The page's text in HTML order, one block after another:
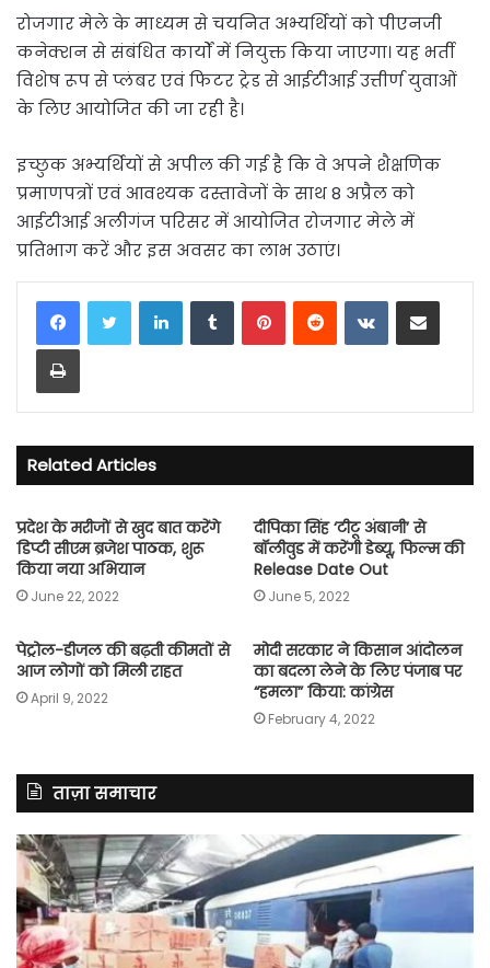
रोजगार मेले के माध्यम से चयनित अभ्यर्थियों को पीएनजी
कनेक्शन से संबंधित कार्यों में नियुक्त किया जाएगा। यह भर्ती
विशेष रूप से प्लंबर एवं फिटर ट्रेड से आईटीआई उत्तीर्ण युवाओं
के लिए आयोजित की जा रही है।
इच्छुक अभ्यर्थियों से अपील की गई है कि वे अपने शैक्षणिक
प्रमाणपत्रों एवं आवश्यक दस्तावेजों के साथ 8 अप्रैल को
आईटीआई अलीगंज परिसर में आयोजित रोजगार मेले में
प्रतिभाग करें और इस अवसर का लाभ उठाएं।
LinkedInTumblrPinterestReddit VKontakteShare via Email
Print
Related Articles
प्रदेश के मरीजों से खुद बात करेंगे
डिप्टी सीएम ब्रजेश पाठक, शुरू
किया नया अभियान
June 22, 2022
दीपिका सिंह ‘टीटू अंबानी’ से
बॉलीवुड में करेंगी डेब्यू, फिल्म की
Release Date Out
June 5, 2022
पेट्रोल-डीजल की बढ़ती कीमतों से
आज लोगों को मिली राहत
April 9, 2022
मोदी सरकार ने किसान आंदोलन
का बदला लेने के लिए पंजाब पर
“हमला” किया: कांग्रेस
February 4, 2022
ताज़ा समाचार